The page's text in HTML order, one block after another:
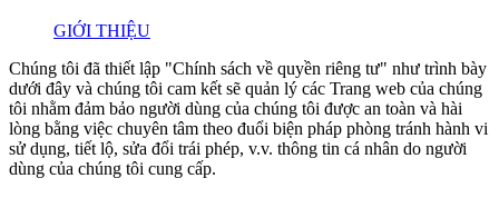
GIỚI THIỆU
Chúng tôi đã thiết lập "Chính sách về quyền riêng tư" như trình bày
dưới đây và chúng tôi cam kết sẽ quản lý các Trang web của chúng
tôi nhằm đảm bảo người dùng của chúng tôi được an toàn và hài
lòng bằng việc chuyên tâm theo đuổi biện pháp phòng tránh hành vi
sử dụng, tiết lộ, sửa đổi trái phép, v.v. thông tin cá nhân do người
dùng của chúng tôi cung cấp.